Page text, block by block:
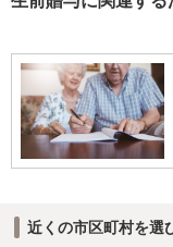
近くの市区町村を選